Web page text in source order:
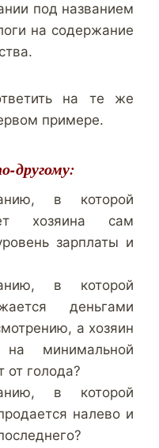
под названием
на содержание
на те же
примере.
другому:
в которой
хозяина сам
зарплаты и
в которой
деньгами
а хозяин
на минимальной
от голода?
в которой
налево и